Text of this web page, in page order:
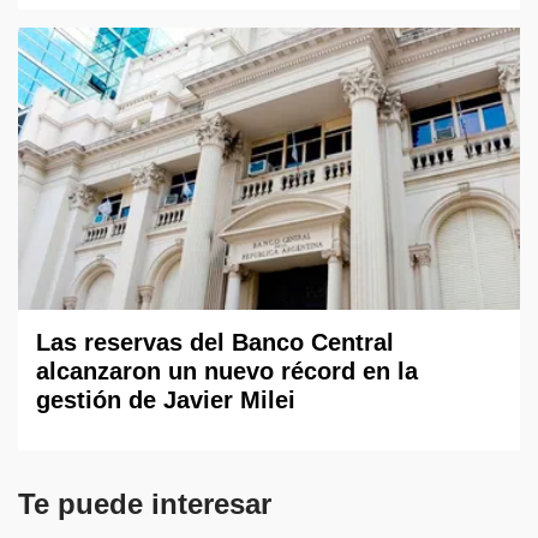
Las reservas del Banco Central
alcanzaron un nuevo récord en la
gestión de Javier Milei
Te puede interesar